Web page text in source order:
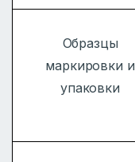
Образцы
маркировки и
упаковки